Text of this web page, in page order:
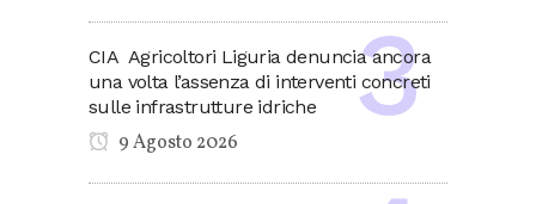
CIA Agricoltori Liguria denuncia ancora
una volta l’assenza di interventi concreti
sulle infrastrutture idriche
9 Agosto 2026